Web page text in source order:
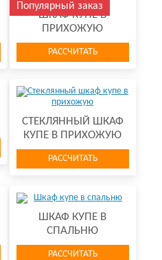
Популярный заказ
ШКАФ КУПЕ В
ПРИХОЖУЮ
РАССЧИТАТЬ
СТЕКЛЯННЫЙ ШКАФ
КУПЕ В ПРИХОЖУЮ
РАССЧИТАТЬ
ШКАФ КУПЕ В
СПАЛЬНЮ
РАССЧИТАТЬ